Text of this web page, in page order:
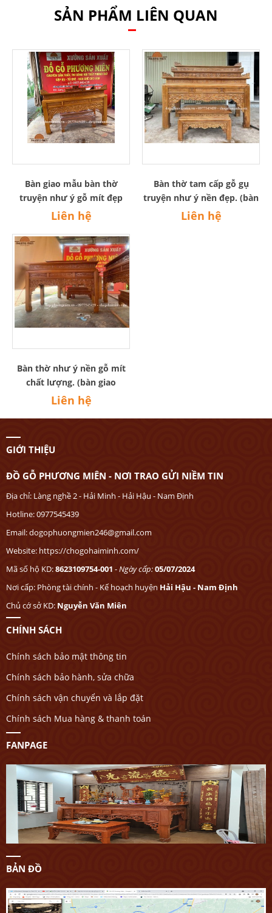
SẢN PHẨM LIÊN QUAN
Bàn giao mẫu bàn thờ
truyện như ý gỗ mít đẹp
chất lượng tại nhà A. Ngọc-
Đăck Song- Đăck Nông
Liên hệ
Bàn thờ tam cấp gỗ gụ
truyện như ý nền đẹp. (bàn
giao tại Đồng Nai)
Liên hệ
Bàn thờ như ý nền gỗ mít
chất lượng. (bàn giao
Xuyên Mộc- Vũng Tàu)
Liên hệ
GIỚI THIỆU
ĐỒ GỖ PHƯƠNG MIÊN - NƠI TRAO GỬI NIỀM TIN
Địa chỉ: Làng nghề 2 - Hải Minh - Hải Hậu - Nam Định
Hotline: 0977545439
Email: dogophuongmien246@gmail.com
Website: https://chogohaiminh.com/
Mã số hộ KD:8623109754-001 -Ngày cấp:05/07/2024
Nơi cấp: Phòng tài chính - Kế hoạch huyện Hải Hậu - Nam Định
Chủ cớ sở KD: Nguyễn Văn Miên
CHÍNH SÁCH
Chính sách bảo mật thông tin
Chính sách bảo hành, sửa chữa
Chính sách vận chuyển và lắp đặt
Chính sách Mua hàng & thanh toán
FANPAGE
BẢN ĐỒ